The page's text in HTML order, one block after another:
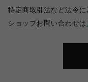
特定商取引法など法令に
ショップお問い合わせは